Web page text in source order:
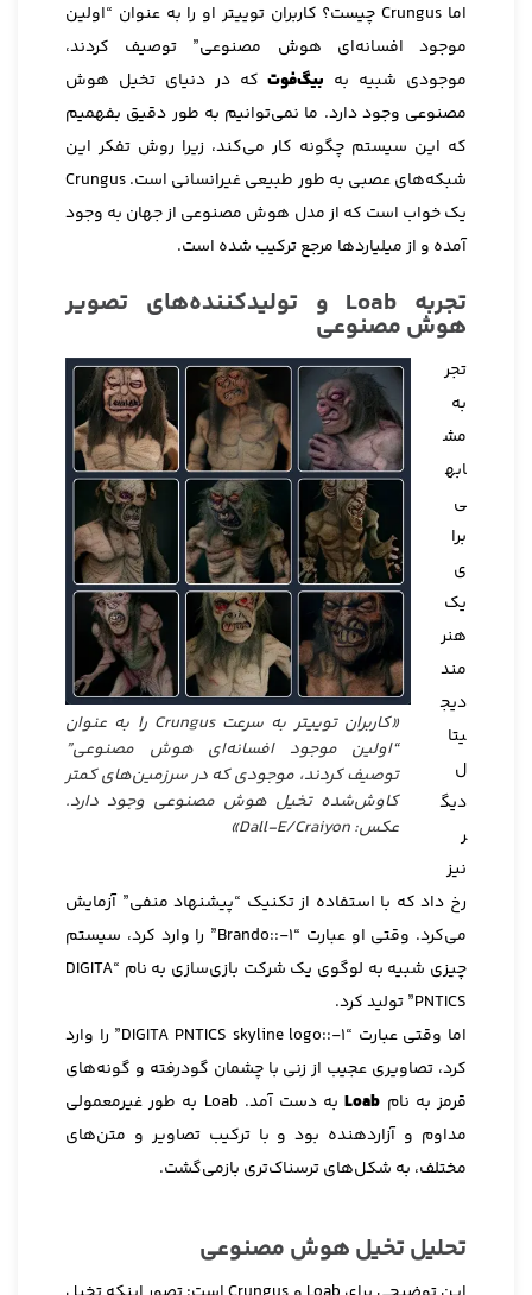
اما Crungus چیست؟ کاربران توییتر او را به عنوان “اولین
موجود افسانه‌ای هوش مصنوعی” توصیف کردند،
موجودی شبیه به بیگ‌فوتکه در دنیای تخیل هوش
مصنوعی وجود دارد. ما نمی‌توانیم به طور دقیق بفهمیم
که این سیستم چگونه کار می‌کند، زیرا روش تفکر این
شبکه‌های عصبی به طور طبیعی غیرانسانی است. Crungus
یک خواب است که از مدل هوش مصنوعی از جهان به وجود
آمده و از میلیاردها مرجع ترکیب شده است.
تجربه Loab و تولیدکننده‌های تصویر
هوش مصنوعی
«کاربران توییتر به سرعت Crungus را به عنوان
“اولین موجود افسانه‌ای هوش مصنوعی”
توصیف کردند، موجودی که در سرزمین‌های کمتر
کاوش‌شده تخیل هوش مصنوعی وجود دارد.
عکس: Dall-E/Craiyon»
تجر
به
مش
ابه
ی
برا
ی
یک
هنر
مند
دیج
یتا
ل
دیگ
ر
نیز
رخ داد که با استفاده از تکنیک “پیشنهاد منفی” آزمایش
می‌کرد. وقتی او عبارت “Brando::-1” را وارد کرد، سیستم
چیزی شبیه به لوگوی یک شرکت بازی‌سازی به نام “DIGITA
PNTICS” تولید کرد.
اما وقتی عبارت “DIGITA PNTICS skyline logo::-1” را وارد
کرد، تصاویری عجیب از زنی با چشمان گودرفته و گونه‌های
قرمز به نام Loab
به دست آمد. Loab به طور غیرمعمولی
مداوم و آزاردهنده بود و با ترکیب تصاویر و متن‌های
مختلف، به شکل‌های ترسناک‌تری بازمی‌گشت.
تحلیل تخیل هوش مصنوعی